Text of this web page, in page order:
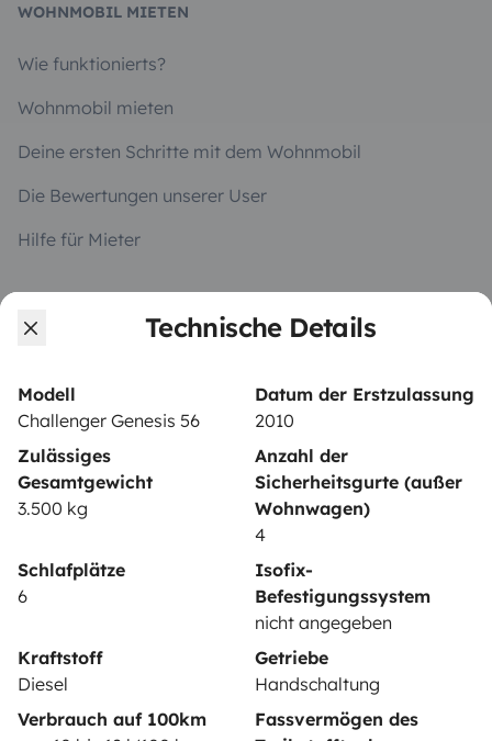
Technische Details
Modell
Challenger Genesis 56
Datum der Erstzulassung
2010
Zulässiges
Gesamtgewicht
3.500 kg
Anzahl der
Sicherheitsgurte (außer
Wohnwagen)
4
Schlafplätze
6
Isofix-
Befestigungssystem
nicht angegeben
Kraftstoff
Diesel
Getriebe
Handschaltung
Verbrauch auf 100km
Fassvermögen des
WOHNMOBIL MIETEN
Wie funktionierts?
Wohnmobil mieten
Deine ersten Schritte mit dem Wohnmobil
Die Bewertungen unserer User
Hilfe für Mieter
VERMIETER
Mietvertrag
Mietversicherung
Mietpannenhilfe
Sichere Zahlungsweisen Ratenzahlung